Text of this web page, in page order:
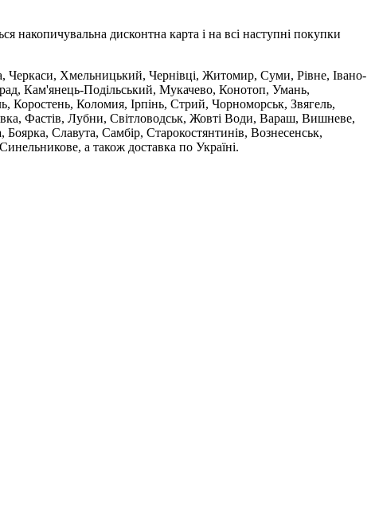
накопичувальна дисконтна карта і на всі наступні покупки
Черкаси, Хмельницький, Чернівці, Житомир, Суми, Рівне, Івано-
Кам'янець-Подільський, Мукачево, Конотоп, Умань,
Коломия, Ірпінь, Стрий, Чорноморськ, Звягель,
Фастів, Лубни, Світловодськ, Жовті Води, Вараш, Вишневе,
Славута, Самбір, Старокостянтинів, Вознесенськ,
а також доставка по Україні.